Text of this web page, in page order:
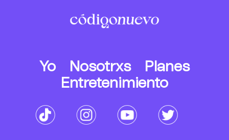
Yo Nosotrxs
Planes
Entretenimiento